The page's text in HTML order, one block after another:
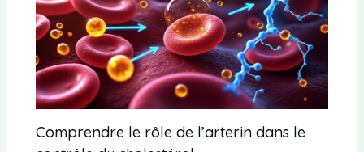
Comprendre le rôle de l’arterin dans le